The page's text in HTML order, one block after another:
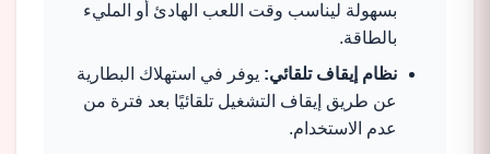
بسهولة ليناسب وقت اللعب الهادئ أو المليء
بالطاقة.
نظام إيقاف تلقائي: يوفر في استهلاك البطارية
عن طريق إيقاف التشغيل تلقائيًا بعد فترة من
عدم الاستخدام.